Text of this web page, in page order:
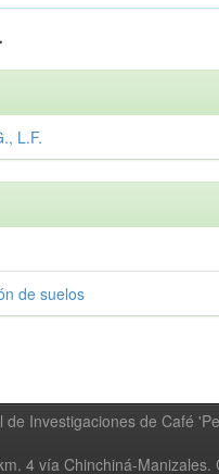
L.F.
de suelos
de Investigaciones de Café
4 vía Chinchiná-Manizales.